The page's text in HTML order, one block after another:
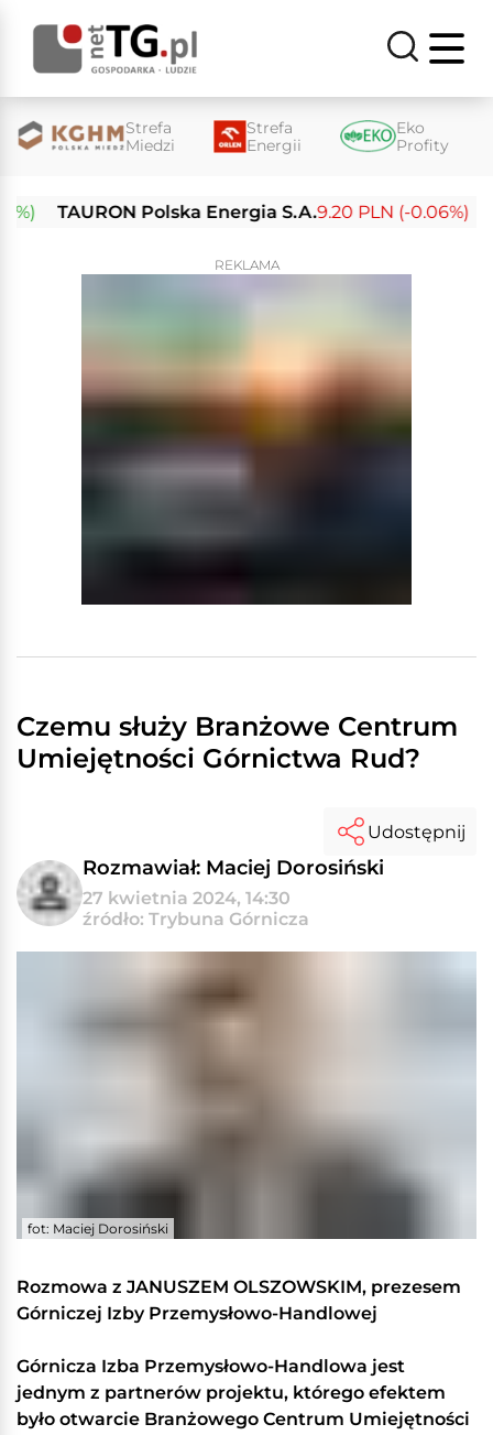
Strefa
Miedzi
Strefa
Energii
Eko
Profity
TAURON Polska Energia S.A. 9.20 PLN (-0.06%)
REKLAMA
Czemu służy Branżowe Centrum
Umiejętności Górnictwa Rud?
Rozmawiał: Maciej Dorosiński
27 kwietnia 2024, 14:30
źródło: Trybuna Górnicza
Udostępnij
fot: Maciej Dorosiński
Rozmowa z JANUSZEM OLSZOWSKIM, prezesem
Górniczej Izby Przemysłowo-Handlowej
Górnicza Izba Przemysłowo-Handlowa jest
jednym z partnerów projektu, którego efektem
było otwarcie Branżowego Centrum Umiejętności